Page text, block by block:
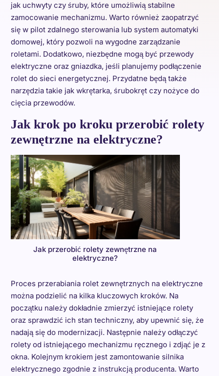
jak uchwyty czy śruby, które umożliwią stabilne
zamocowanie mechanizmu. Warto również zaopatrzyć
się w pilot zdalnego sterowania lub system automatyki
domowej, który pozwoli na wygodne zarządzanie
roletami. Dodatkowo, niezbędne mogą być przewody
elektryczne oraz gniazdka, jeśli planujemy podłączenie
rolet do sieci energetycznej. Przydatne będą także
narzędzia takie jak wkrętarka, śrubokręt czy nożyce do
cięcia przewodów.
Jak krok po kroku przerobić rolety
zewnętrzne na elektryczne?
Jak przerobić rolety zewnętrzne na
elektryczne?
Proces przerabiania rolet zewnętrznych na elektryczne
można podzielić na kilka kluczowych kroków. Na
początku należy dokładnie zmierzyć istniejące rolety
oraz sprawdzić ich stan techniczny, aby upewnić się, że
nadają się do modernizacji. Następnie należy odłączyć
rolety od istniejącego mechanizmu ręcznego i zdjąć je z
okna. Kolejnym krokiem jest zamontowanie silnika
elektrycznego zgodnie z instrukcją producenta. Warto